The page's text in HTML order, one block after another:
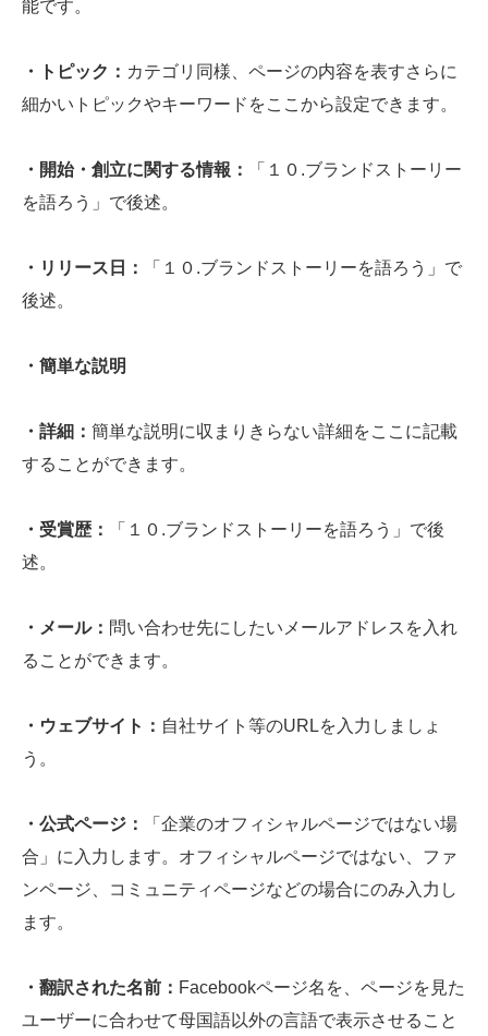
能です。
・トピック： カテゴリ同様、ページの内容を表すさらに
細かいトピックやキーワードをここから設定できます。
・開始・創立に関する情報：
「１０.ブランドストーリー
を語ろう」で後述。
・リリース日：
「１０.ブランドストーリーを語ろう」で
後述。
・簡単な説明
・詳細： 簡単な説明に収まりきらない詳細をここに記載
することができます。
・受賞歴：
「１０.ブランドストーリーを語ろう」で後
述。
・メール： 問い合わせ先にしたいメールアドレスを入れ
ることができます。
・ウェブサイト： 自社サイト等のURLを入力しましょ
う。
・公式ページ：
「企業のオフィシャルページではない場
合」に入力します。オフィシャルページではない、ファ
ンページ、コミュニティページなどの場合にのみ入力し
ます。
・翻訳された名前： Facebookページ名を、ページを見た
ユーザーに合わせて母国語以外の言語で表示させること